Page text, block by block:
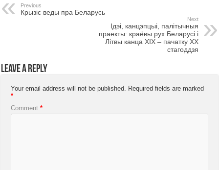
Previous
Крызіс веды пра Беларусь
Next
Ідэі, канцэпцыі, палітычныя
праекты: краёвы рух Беларусі і
Літвы канца ХІХ – пачатку ХХ
стагоддзя
Leave a Reply
Your email address will not be published. Required fields are marked
*
Comment*